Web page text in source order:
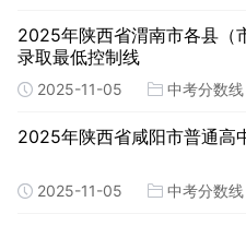
2025年陕西省渭南市各县（
录取最低控制线
2025-11-05 中考分数线
2025年陕西省咸阳市普通高
2025-11-05 中考分数线